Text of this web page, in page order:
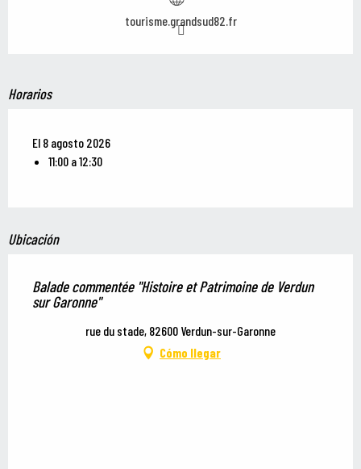
tourisme.grandsud82.fr
Horarios
El 8 agosto 2026
11:00 a 12:30
Ubicación
Balade commentée "Histoire et Patrimoine de Verdun
sur Garonne"
rue du stade, 82600 Verdun-sur-Garonne
Cómo llegar